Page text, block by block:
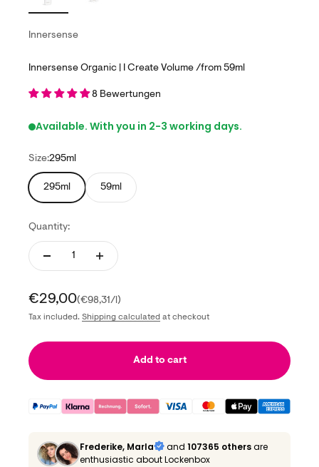
Innersense
Innersense Organic | I Create Volume /from 59ml
8 Bewertungen
Available. With you in 2-3 working days.
Size:295ml
295ml 59ml
Quantity:
Sale price
€29,00(€98,31/l)
Tax included. Shipping calculated at checkout
Add to cart
Frederike, Marla and 107365 othersare
enthusiastic about Lockenbox